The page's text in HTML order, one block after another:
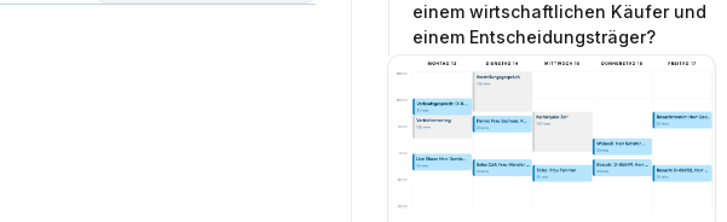
einem wirtschaftlichen Käufer und
einem Entscheidungsträger?